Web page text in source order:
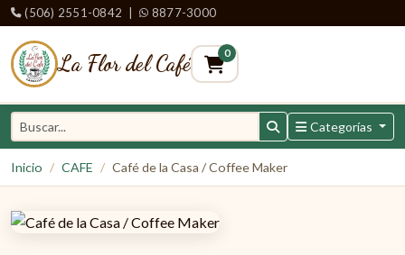
(506) 2551-0842 8877-3000
La Flor del Café 0
Categorías
Inicio CAFE Café de la Casa / Coffee Maker